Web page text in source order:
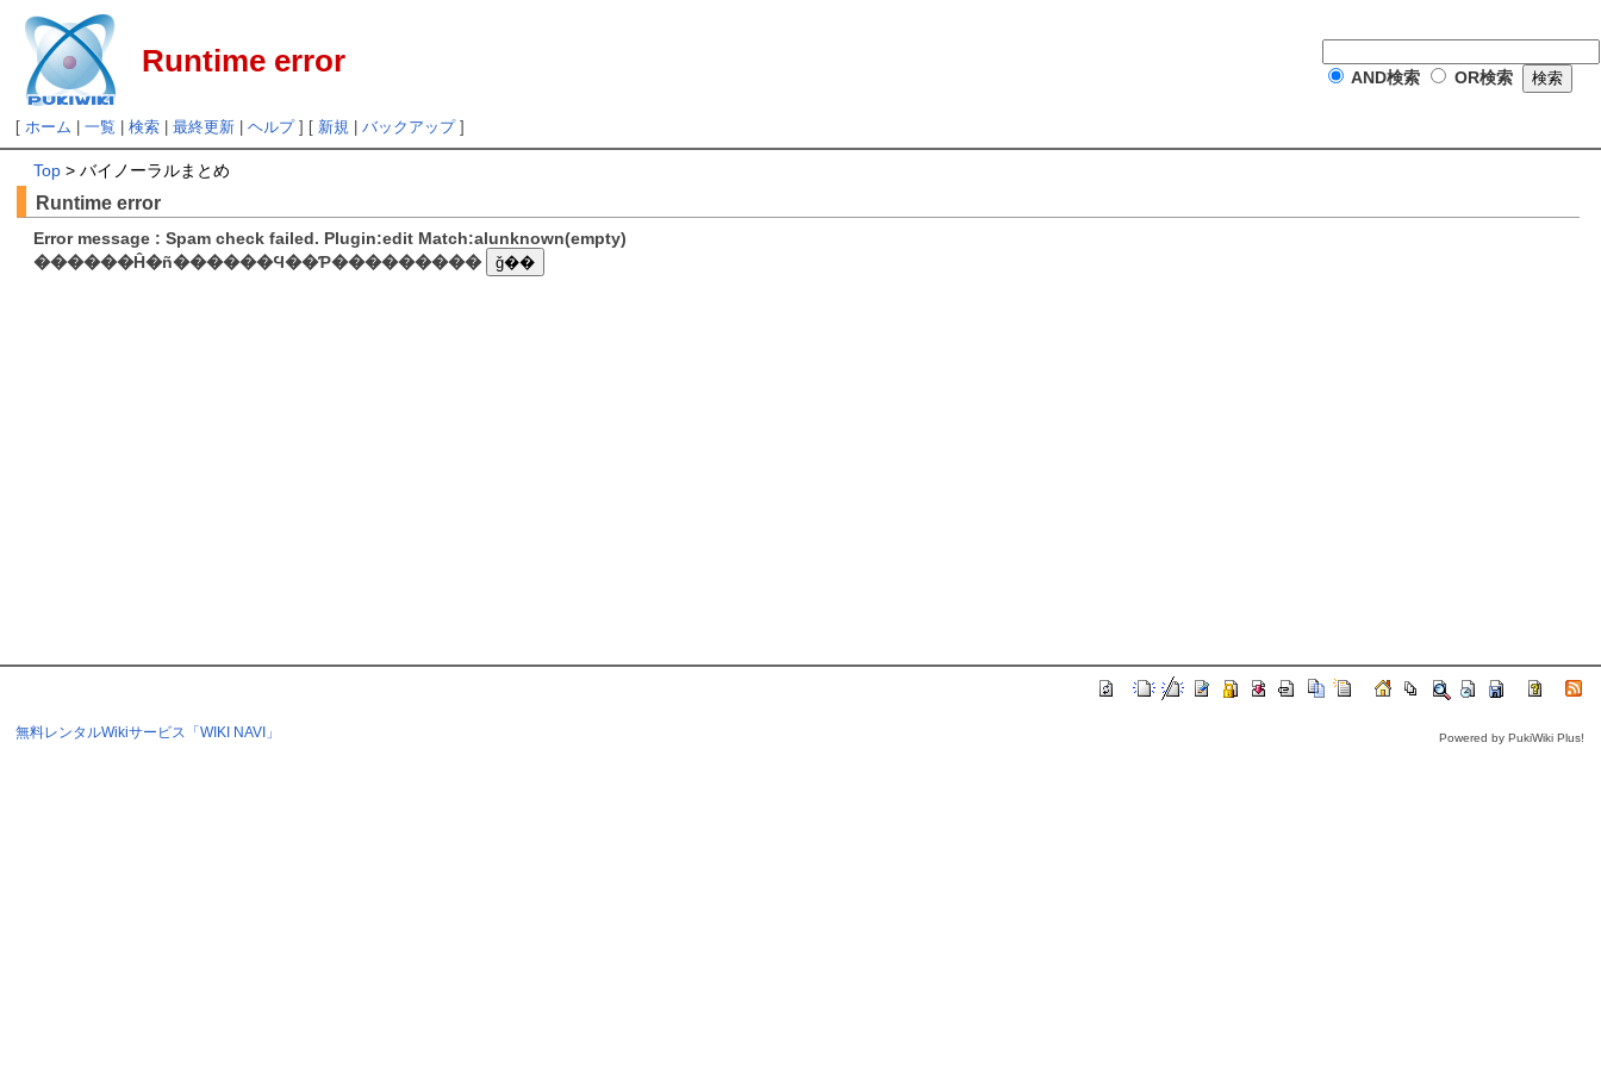
Runtime error AND検索 OR検索
[ホーム |一覧 |検索 |最終更新 |ヘルプ] [ 新規 |バックアップ]
Top > バイノーラルまとめ
Runtime error
Error message : Spam check failed. Plugin:edit Match:alunknown(empty)
������Ĥ�ñ������Ϥ��Ƥ���������
無料レンタルWikiサービス「WIKI NAVI」 Powered by PukiWiki Plus!